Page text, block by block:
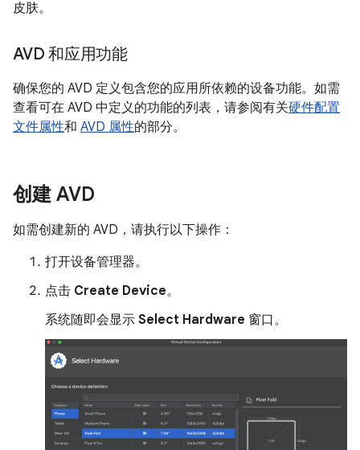
皮肤。
AVD 和应用功能
确保您的 AVD 定义包含您的应用所依赖的设备功能。如需
查看可在 AVD 中定义的功能的列表，请参阅有关硬件配置
文件属性和 AVD 属性的部分。
创建 AVD
如需创建新的 AVD，请执行以下操作：
打开设备管理器。
点击 Create Device。
系统随即会显示 Select Hardware 窗口。